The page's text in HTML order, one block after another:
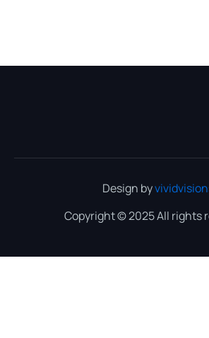
Design by
Copyright © 2025 All rights